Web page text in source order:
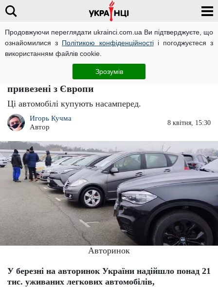
Продовжуючи переглядати ukrainci.com.ua Ви підтверджуєте, що
ознайомилися з Політикою конфіденційностіі погоджуєтеся з
використанням файлів cookie.
Зрозумів
Важливо
Їх розхоплюють насамперед: названі
найпопулярніші вживані автомобілі,
привезені з Європи
Ці автомобілі купують насамперед.
Игорь Кучма
Автор
8 квітня, 15:30
Авторинок
У березні на авторинок України надійшло понад 21
тис. уживаних легкових автомобілів,